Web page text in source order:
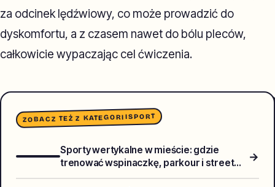
za odcinek lędźwiowy, co może prowadzić do
dyskomfortu, a z czasem nawet do bólu pleców,
całkowicie wypaczając cel ćwiczenia.
ZOBACZ TEŻ Z KATEGORIISPORT
Sporty wertykalne w mieście: gdzie
trenować wspinaczkę, parkour i street
workout w polskich metropoliach?
→